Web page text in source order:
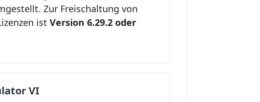
Zur Freischaltung von
ist Version 6.29.2 oder
VI